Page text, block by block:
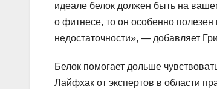
идеале белок должен быть на
о фитнесе, то он особенно
недостаточности», — добавляет
Белок помогает дольше
Лайфхак от экспертов в области